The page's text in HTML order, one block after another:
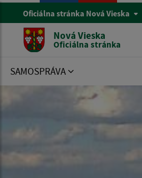
Oficiálna stránka Nová Vieska
Nová Vieska
Oficiálna stránka
SAMOSPRÁVA